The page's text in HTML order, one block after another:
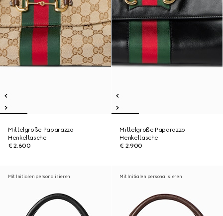
Mittelgroße Paparazzo
Henkeltasche
€ 2.600
Mittelgroße Paparazzo
Henkeltasche
€ 2.900
Mit Initialen personalisieren Mit Initialen personalisieren